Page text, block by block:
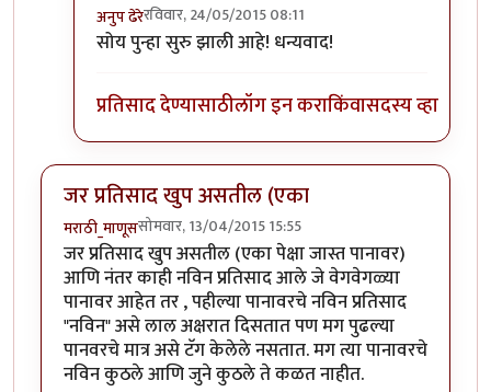
अनुप ढेरेरविवार, 24/05/2015 08:11
In reply to+१byअनुप कुलकर्णी
सोय पुन्हा सुरु झाली आहे! धन्यवाद!
प्रतिसाद देण्यासाठीलॉग इन कराकिंवासदस्य व्हा
जर प्रतिसाद खुप असतील (एका
मराठी_माणूससोमवार, 13/04/2015 15:55
जर प्रतिसाद खुप असतील (एका पेक्षा जास्त पानावर)
आणि नंतर काही नविन प्रतिसाद आले जे वेगवेगळ्या
पानावर आहेत तर , पहील्या पानावरचे नविन प्रतिसाद
"नविन" असे लाल अक्षरात दिसतात पण मग पुढल्या
पानवरचे मात्र असे टॅग केलेले नसतात. मग त्या पानावरचे
नविन कुठले आणि जुने कुठले ते कळत नाहीत.